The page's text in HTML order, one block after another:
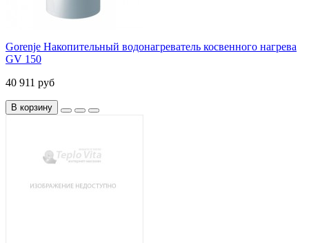
Gorenje Накопительный водонагреватель косвенного нагрева
GV 150
40 911 руб
В корзину